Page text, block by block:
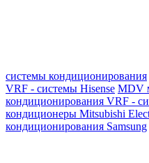
системы кондиционирования
VRF - системы Hisense MDV
кондиционирования VRF -
кондиционеры Mitsubishi
кондиционирования Samsung